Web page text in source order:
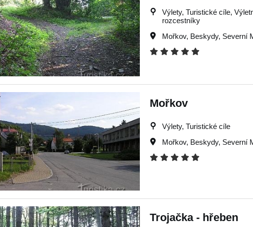
Výlety, Turistické cíle,
rozcestníky
Mořkov, Beskydy, Severní
Mořkov
Výlety, Turistické cíle
Mořkov, Beskydy, Severní
Trojačka - hřeben